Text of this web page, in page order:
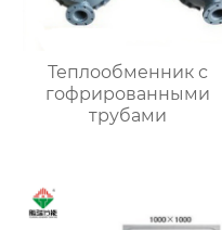
Теплообменник с
гофрированными
трубами